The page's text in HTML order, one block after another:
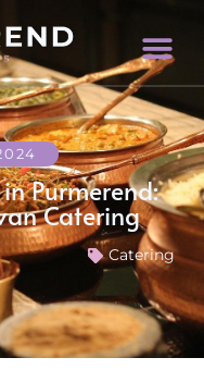
Purmerend:
Catering
Catering